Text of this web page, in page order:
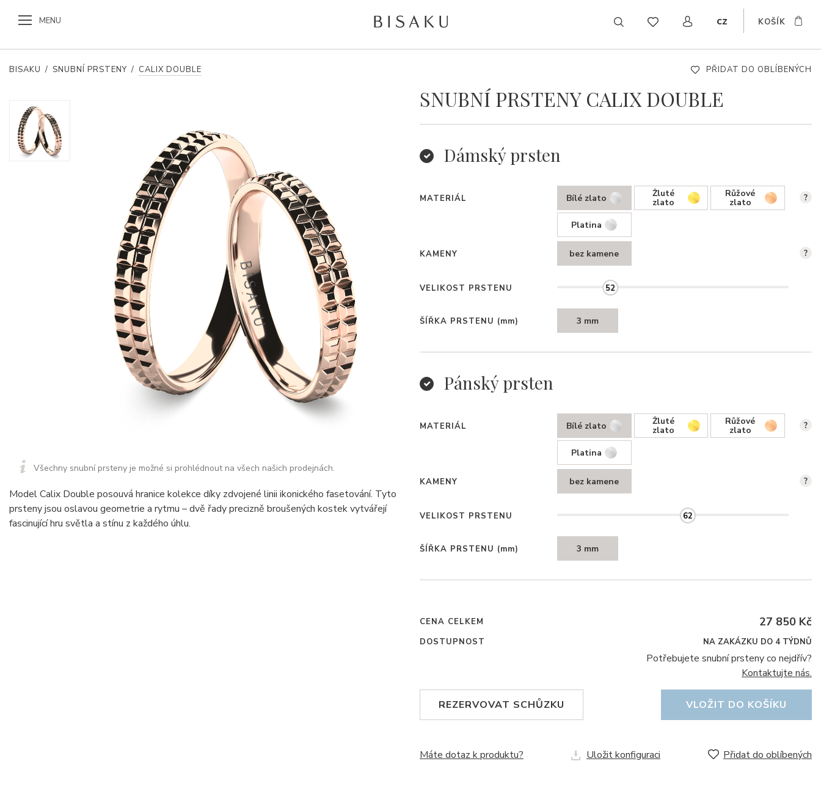
MENU cz
EN DE SK
KOŠÍK
BISAKU / SNUBNÍ PRSTENY / CALIX DOUBLE PŘIDAT DO OBLÍBENÝCH
Všechny snubní prsteny je možné si prohlédnout na všech našich prodejnách.
Model Calix Double posouvá hranice kolekce díky zdvojené linii ikonického fasetování. Tyto
prsteny jsou oslavou geometrie a rytmu – dvě řady precizně broušených kostek vytvářejí
fascinující hru světla a stínu z každého úhlu.
SNUBNÍ PRSTENY CALIX DOUBLE
Dámský prsten
MATERIÁL Bílé zlato Žluté
zlato
Růžové
zlato
Platina
?
KAMENY bez kamene ?
VELIKOST PRSTENU 52
ŠÍŘKA PRSTENU (mm) 3 mm
Pánský prsten
MATERIÁL Bílé zlato Žluté
zlato
Růžové
zlato
Platina
?
KAMENY bez kamene ?
VELIKOST PRSTENU 62
ŠÍŘKA PRSTENU (mm) 3 mm
CENA CELKEM 27 850 Kč
DOSTUPNOST NA ZAKÁZKU DO 4 TÝDNŮ
Potřebujete snubní prsteny co nejdřív?
Kontaktujte nás.
REZERVOVAT SCHŮZKU VLOŽIT DO KOŠÍKU
Máte dotaz k produktu? Uložit konfiguraci Přidat do oblíbených